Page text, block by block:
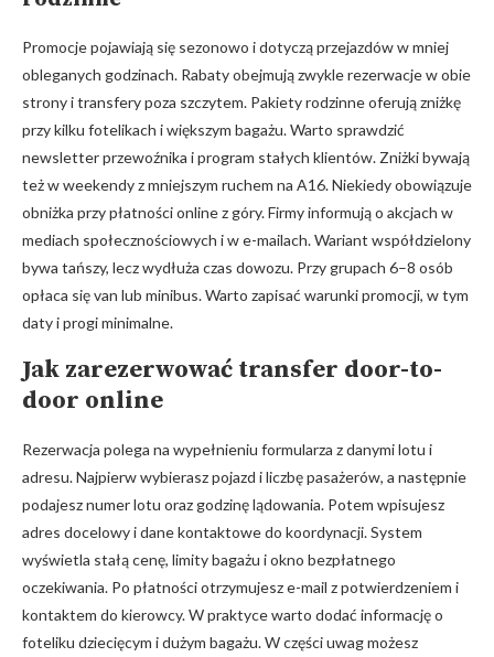
Promocje pojawiają się sezonowo i dotyczą przejazdów w mniej
obleganych godzinach. Rabaty obejmują zwykle rezerwacje w obie
strony i transfery poza szczytem. Pakiety rodzinne oferują zniżkę
przy kilku fotelikach i większym bagażu. Warto sprawdzić
newsletter przewoźnika i program stałych klientów. Zniżki bywają
też w weekendy z mniejszym ruchem na A16. Niekiedy obowiązuje
obniżka przy płatności online z góry. Firmy informują o akcjach w
mediach społecznościowych i w e-mailach. Wariant współdzielony
bywa tańszy, lecz wydłuża czas dowozu. Przy grupach 6–8 osób
opłaca się van lub minibus. Warto zapisać warunki promocji, w tym
daty i progi minimalne.
Jak zarezerwować transfer door-to-
door online
Rezerwacja polega na wypełnieniu formularza z danymi lotu i
adresu. Najpierw wybierasz pojazd i liczbę pasażerów, a następnie
podajesz numer lotu oraz godzinę lądowania. Potem wpisujesz
adres docelowy i dane kontaktowe do koordynacji. System
wyświetla stałą cenę, limity bagażu i okno bezpłatnego
oczekiwania. Po płatności otrzymujesz e-mail z potwierdzeniem i
kontaktem do kierowcy. W praktyce warto dodać informację o
foteliku dziecięcym i dużym bagażu. W części uwag możesz